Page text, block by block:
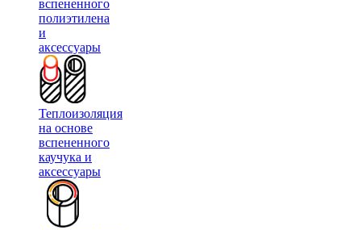
вспененного
полиэтилена
и
аксессуары
Теплоизоляция
на основе
вспененного
каучука и
аксессуары